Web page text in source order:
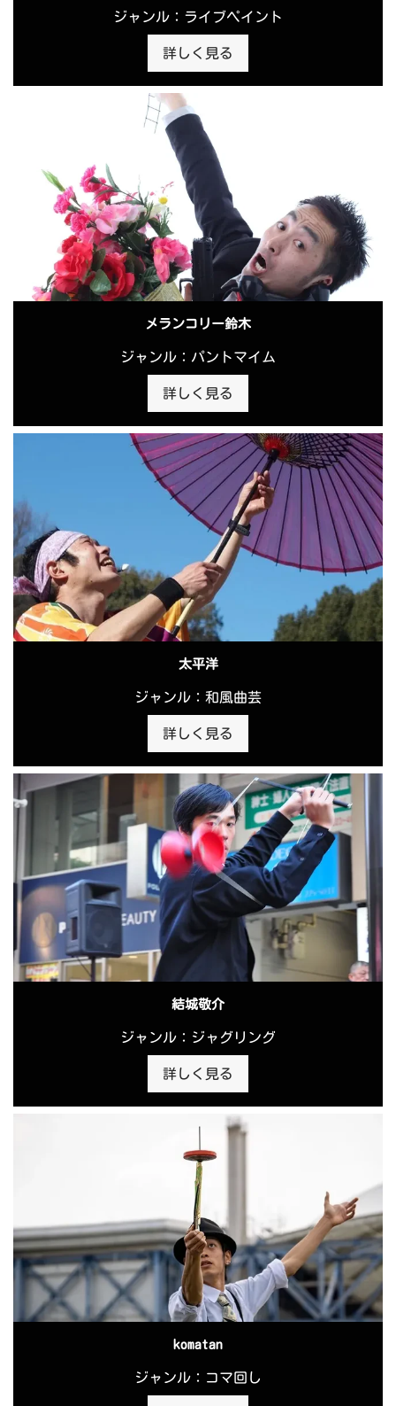
ジャンル：ライブペイント
詳しく見る
メランコリー鈴木
ジャンル：パントマイム
詳しく見る
太平洋
ジャンル：和風曲芸
詳しく見る
結城敬介
ジャンル：ジャグリング
詳しく見る
komatan
ジャンル：コマ回し